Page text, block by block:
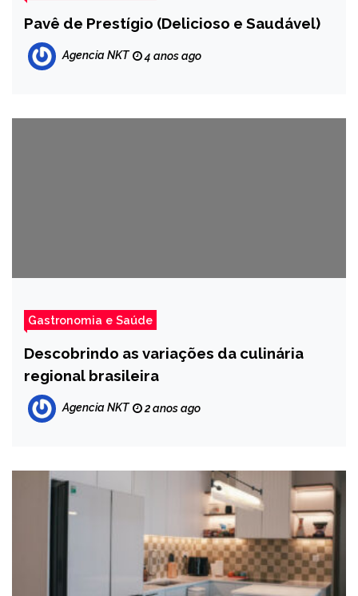
Pavê de Prestígio (Delicioso e Saudável)
Agencia NKT 4 anos ago
Gastronomia e Saúde
Descobrindo as variações da culinária
regional brasileira
Agencia NKT 2 anos ago